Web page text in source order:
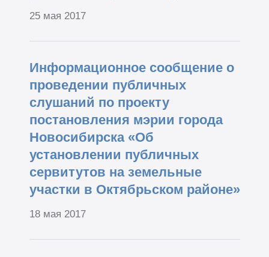
25 мая 2017
Информационное сообщение о
проведении публичных
слушаний по проекту
постановления мэрии города
Новосибирска «Об
установлении публичных
сервитутов на земельные
участки в Октябрьском районе»
18 мая 2017